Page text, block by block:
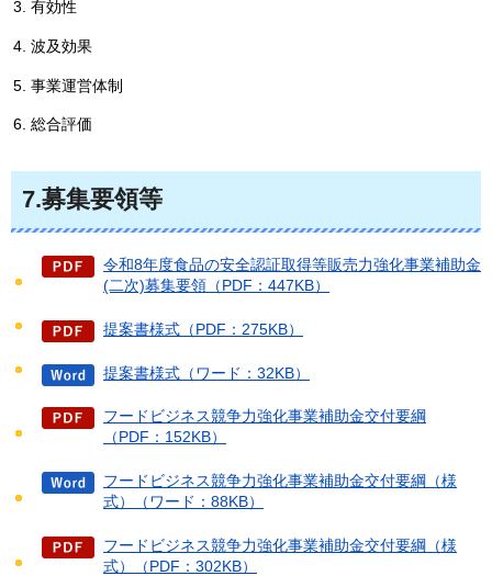
有効性
波及効果
事業運営体制
総合評価
7.募集要領等
令和8年度食品の安全認証取得等販売力強化事業補助金
(二次)募集要領（PDF：447KB）
提案書様式（PDF：275KB）
提案書様式（ワード：32KB）
フードビジネス競争力強化事業補助金交付要綱
（PDF：152KB）
フードビジネス競争力強化事業補助金交付要綱（様
式）（ワード：88KB）
フードビジネス競争力強化事業補助金交付要綱（様
式）（PDF：302KB）